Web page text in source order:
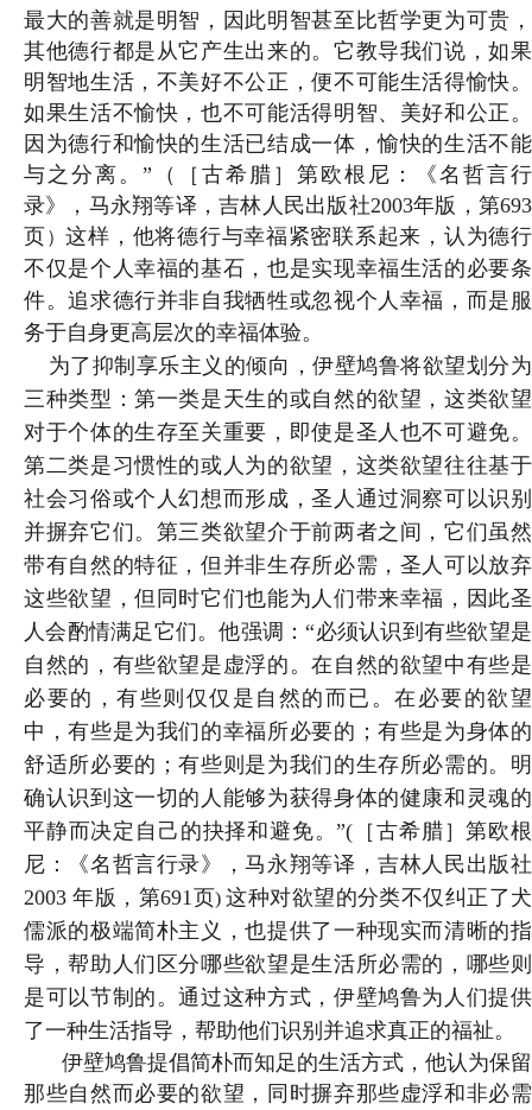
最大的善就是明智，因此明智甚至比哲学更为可贵，
其他德行都是从它产生出来的。它教导我们说，如果
明智地生活，不美好不公正，便不可能生活得愉快。
如果生活不愉快，也不可能活得明智、美好和公正。
因为德行和愉快的生活已结成一体，愉快的生活不能
与之分离。”（
［古希腊］第欧根尼：《名哲言行
录》，马永翔等译，吉林人民出版社2003年版，第693
页 ）这样，他将德行与幸福紧密联系起来，认为德行
不仅是个人幸福的基石，也是实现幸福生活的必要条
件。追求德行并非自我牺牲或忽视个人幸福，而是服
务于自身更高层次的幸福体验。
为了抑制享乐主义的倾向，伊壁鸠鲁将欲望划分为
三种类型：第一类是天生的或自然的欲望，这类欲望
对于个体的生存至关重要，即使是圣人也不可避免。
第二类是习惯性的或人为的欲望，这类欲望往往基于
社会习俗或个人幻想而形成，圣人通过洞察可以识别
并摒弃它们。第三类欲望介于前两者之间，它们虽然
带有自然的特征，但并非生存所必需，圣人可以放弃
这些欲望，但同时它们也能为人们带来幸福，因此圣
人会酌情满足它们。他强调：“必须认识到有些欲望是
自然的，有些欲望是虚浮的。在自然的欲望中有些是
必要的，有些则仅仅是自然的而已。在必要的欲望
中，有些是为我们的幸福所必要的；有些是为身体的
舒适所必要的；有些则是为我们的生存所必需的。明
确认识到这一切的人能够为获得身体的健康和灵魂的
平静而决定自己的抉择和避免。”( ［古希腊］第欧根
尼：《名哲言行录》，马永翔等译，吉林人民出版社
2003 年版，第691页) 这种对欲望的分类不仅纠正了犬
儒派的极端简朴主义，也提供了一种现实而清晰的指
导，帮助人们区分哪些欲望是生活所必需的，哪些则
是可以节制的。通过这种方式，伊壁鸠鲁为人们提供
了一种生活指导，帮助他们识别并追求真正的福祉。
伊壁鸠鲁提倡简朴而知足的生活方式，他认为保留
那些自然而必要的欲望，同时摒弃那些虚浮和非必需